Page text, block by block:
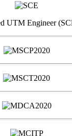
UTM Engineer